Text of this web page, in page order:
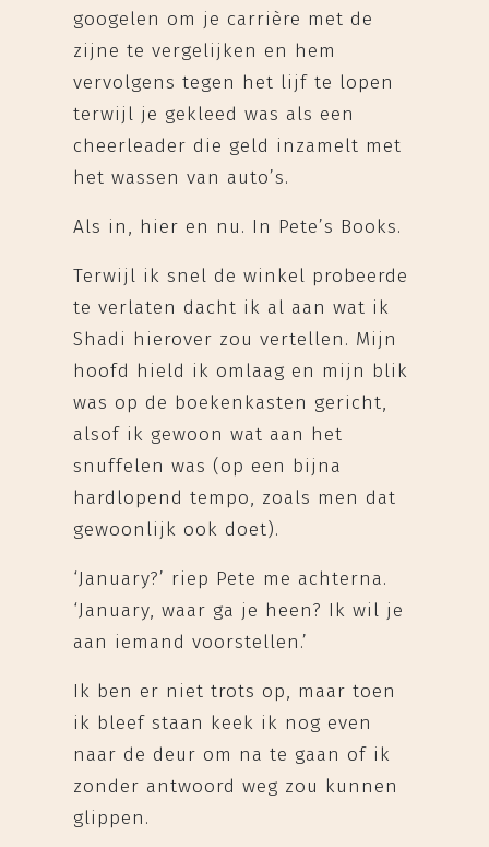
googelen om je carrière met de
zijne te vergelijken en hem
vervolgens tegen het lijf te lopen
terwijl je gekleed was als een
cheerleader die geld inzamelt met
het wassen van auto’s.
Als in, hier en nu. In Pete’s Books.
Terwijl ik snel de winkel probeerde
te verlaten dacht ik al aan wat ik
Shadi hierover zou vertellen. Mijn
hoofd hield ik omlaag en mijn blik
was op de boekenkasten gericht,
alsof ik gewoon wat aan het
snuffelen was (op een bijna
hardlopend tempo, zoals men dat
gewoonlijk ook doet).
‘January?’ riep Pete me achterna.
‘January, waar ga je heen? Ik wil je
aan iemand voorstellen.’
Ik ben er niet trots op, maar toen
ik bleef staan keek ik nog even
naar de deur om na te gaan of ik
zonder antwoord weg zou kunnen
glippen.